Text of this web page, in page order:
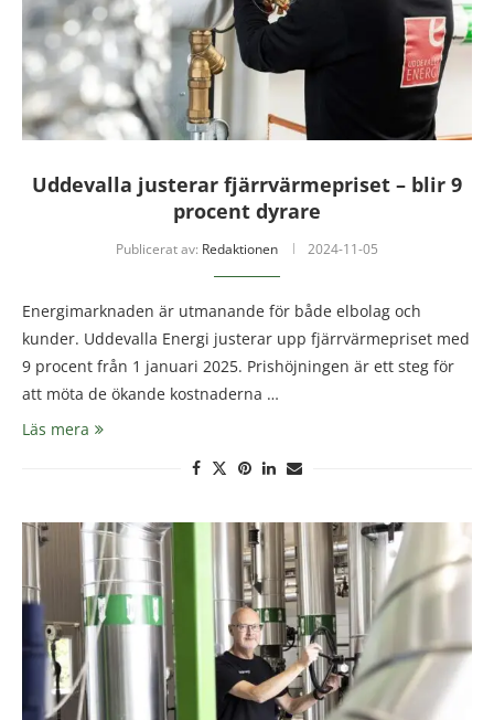
Uddevalla justerar fjärrvärmepriset – blir 9
procent dyrare
Publicerat av: Redaktionen 2024-11-05
Energimarknaden är utmanande för både elbolag och
kunder. Uddevalla Energi justerar upp fjärrvärmepriset med
9 procent från 1 januari 2025. Prishöjningen är ett steg för
att möta de ökande kostnaderna …
Läs mera